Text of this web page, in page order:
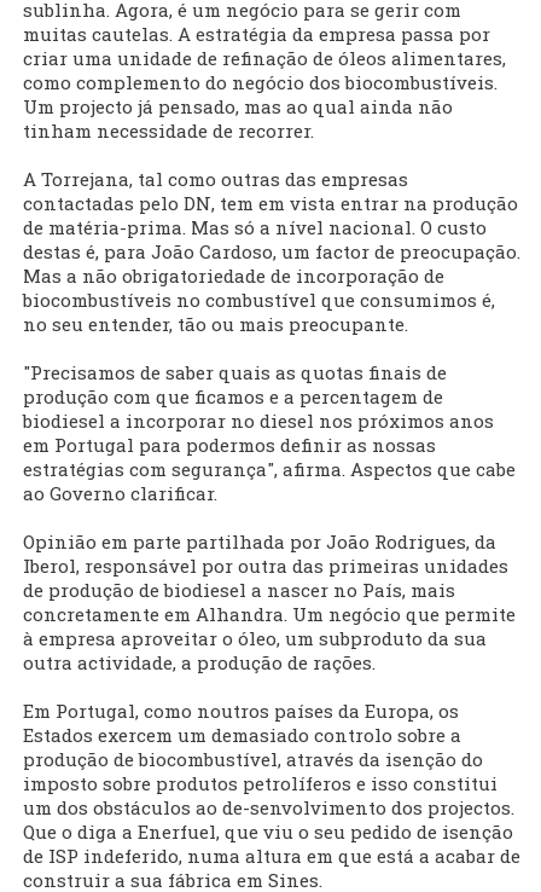
sublinha. Agora, é um negócio para se gerir com
muitas cautelas. A estratégia da empresa passa por
criar uma unidade de refinação de óleos alimentares,
como complemento do negócio dos biocombustíveis.
Um projecto já pensado, mas ao qual ainda não
tinham necessidade de recorrer.
A Torrejana, tal como outras das empresas
contactadas pelo DN, tem em vista entrar na produção
de matéria-prima. Mas só a nível nacional. O custo
destas é, para João Cardoso, um factor de preocupação.
Mas a não obrigatoriedade de incorporação de
biocombustíveis no combustível que consumimos é,
no seu entender, tão ou mais preocupante.
"Precisamos de saber quais as quotas finais de
produção com que ficamos e a percentagem de
biodiesel a incorporar no diesel nos próximos anos
em Portugal para podermos definir as nossas
estratégias com segurança", afirma. Aspectos que cabe
ao Governo clarificar.
Opinião em parte partilhada por João Rodrigues, da
Iberol, responsável por outra das primeiras unidades
de produção de biodiesel a nascer no País, mais
concretamente em Alhandra. Um negócio que permite
à empresa aproveitar o óleo, um subproduto da sua
outra actividade, a produção de rações.
Em Portugal, como noutros países da Europa, os
Estados exercem um demasiado controlo sobre a
produção de biocombustível, através da isenção do
imposto sobre produtos petrolíferos e isso constitui
um dos obstáculos ao de-senvolvimento dos projectos.
Que o diga a Enerfuel, que viu o seu pedido de isenção
de ISP indeferido, numa altura em que está a acabar de
construir a sua fábrica em Sines.